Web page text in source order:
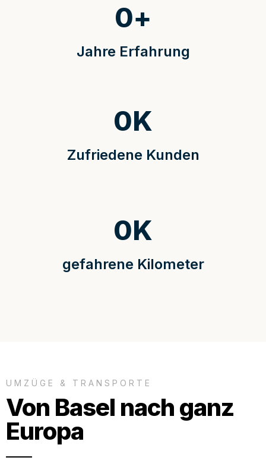
Jahre Erfahrung
0+
Zufriedene Kunden
0K
gefahrene Kilometer
0K
UMZÜGE & TRANSPORTE
Von Basel nach ganz
Europa